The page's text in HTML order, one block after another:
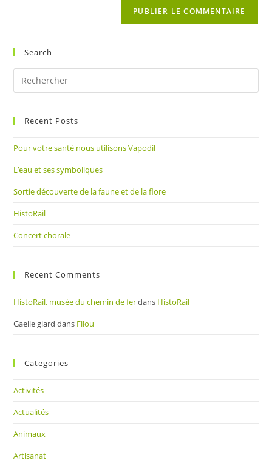
Search
Recent Posts
Pour votre santé nous utilisons Vapodil
L’eau et ses symboliques
Sortie découverte de la faune et de la flore
HistoRail
Concert chorale
Recent Comments
HistoRail, musée du chemin de ferdans HistoRail
Gaelle giard dans Filou
Categories
Activités
Actualités
Animaux
Artisanat